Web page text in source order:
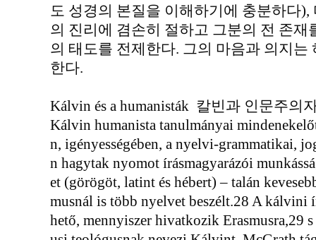
도 성경의 본질을 이해하기에 충분하다
의 진리에 겸손히 절하고 그분의 전 존
의 태도를 전제한다. 그의 마음과 의지
한다.
Kálvin és a humanisták 칼빈과 인문주의
Kálvin humanista tanulmányai
n, igényességében, a nyelvi-grammatikai,
n hagytak nyomot írásmagyarázói
et (görögöt, latint és hébert) – talán
musnál is több nyelvet beszélt.28 A kálvini
hető, mennyiszer hivatkozik Erasmusra,29